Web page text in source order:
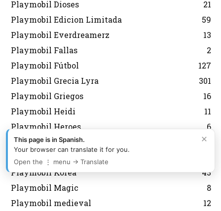
Playmobil Dioses
21
Playmobil Edicion Limitada
59
Playmobil Everdreamerz
13
Playmobil Fallas
2
Playmobil Fútbol
127
Playmobil Grecia Lyra
301
Playmobil Griegos
16
Playmobil Heidi
11
Playmobil Heroes
6
Playmobil History
7
Playmobil Japon
Playmobil Korea
43
Playmobil Magic
8
Playmobil medieval
12
×
This page is in Spanish.
Your browser can translate it for you.
Open the ⋮ menu → Translate